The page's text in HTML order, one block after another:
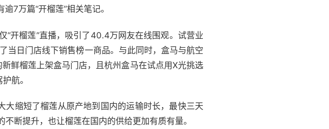
7万篇“开榴莲”相关笔记。
“开榴莲”直播，吸引了40.4万网友在线围观。试营业
当日门店线下销售榜一商品。与此同时，盒马与航空
鲜榴莲上架盒马门店，且杭州盒马在试点用X光挑选
航。
大缩短了榴莲从原产地到国内的运输时长，最快三天
断提升，也让榴莲在国内的供给更加有质有量。